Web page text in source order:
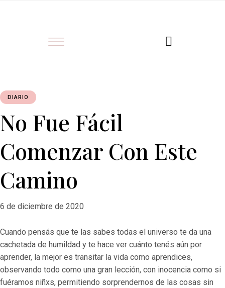
DIARIO
No Fue Fácil
Comenzar Con Este
Camino
6 de diciembre de 2020
Cuando pensás que te las sabes todas el universo te da una
cachetada de humildad y te hace ver cuánto tenés aún por
aprender, la mejor es transitar la vida como aprendices,
observando todo como una gran lección, con inocencia como si
fuéramos niñxs, permitiendo sorprendernos de las cosas sin